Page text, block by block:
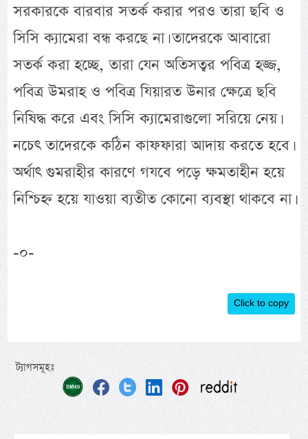
সরকারকে বারবার সতর্ক করার পরও তারা ছবি ও
সিসি ক্যামেরা বন্ধ করছে না। তাদেরকে আবারো
সতর্ক করা হচ্ছে, তারা যেন অতিসত্বর পবিত্র হজ্জ,
পবিত্র উমরাহ ও পবিত্র যিয়ারত উনার ক্ষেত্রে ছবি
নিষিদ্ধ করে এবং সিসি ক্যামেরাগুলো সরিয়ে নেয়।
নচেৎ তাদেরকে কঠিন কাফফারা আদায় করতে হবে।
অর্থাৎ গুমরাহীর কারণে গযবে পড়ে ক্ষমতাহীন হয়ে
নিশ্চিহ্ন হয়ে যাওয়া ব্যতীত কোনো ব্যবস্থা থাকবে না।
-০-
Click to copy
ট্যাগসমূহঃ